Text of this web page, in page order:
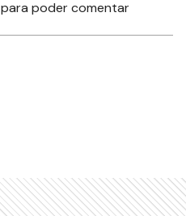
para poder comentar